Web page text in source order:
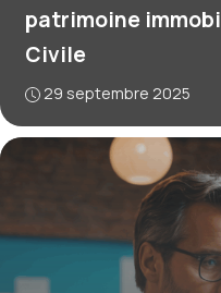
patrimoine
Civile
29 septembre 2025